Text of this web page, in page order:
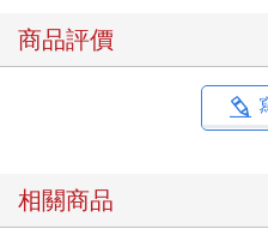
我可以拿來織布。
要丟掉，一次丟完，
Boleh saya berkajang kain.
商品評價
相關商品